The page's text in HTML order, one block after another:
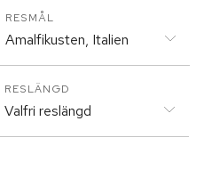
RESMÅL
Amalfikusten, Italien
RESLÄNGD
Valfri reslängd